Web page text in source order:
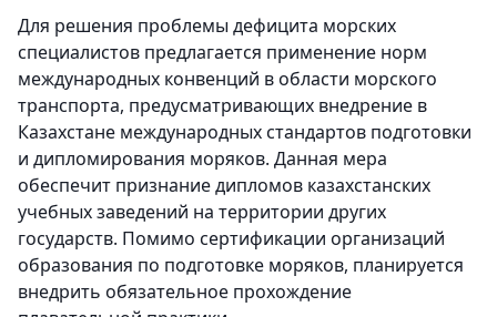
Для решения проблемы дефицита морских
специалистов предлагается применение норм
международных конвенций в области морского
транспорта, предусматривающих внедрение в
Казахстане международных стандартов подготовки
и дипломирования моряков. Данная мера
обеспечит признание дипломов казахстанских
учебных заведений на территории других
государств. Помимо сертификации организаций
образования по подготовке моряков, планируется
внедрить обязательное прохождение